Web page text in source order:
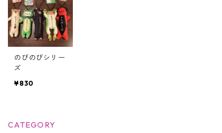
のびのびシリー
ズ
¥830
CATEGORY